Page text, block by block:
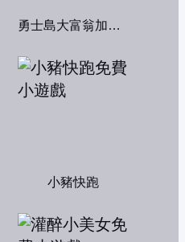
勇士島大富翁加強版
小豬快跑